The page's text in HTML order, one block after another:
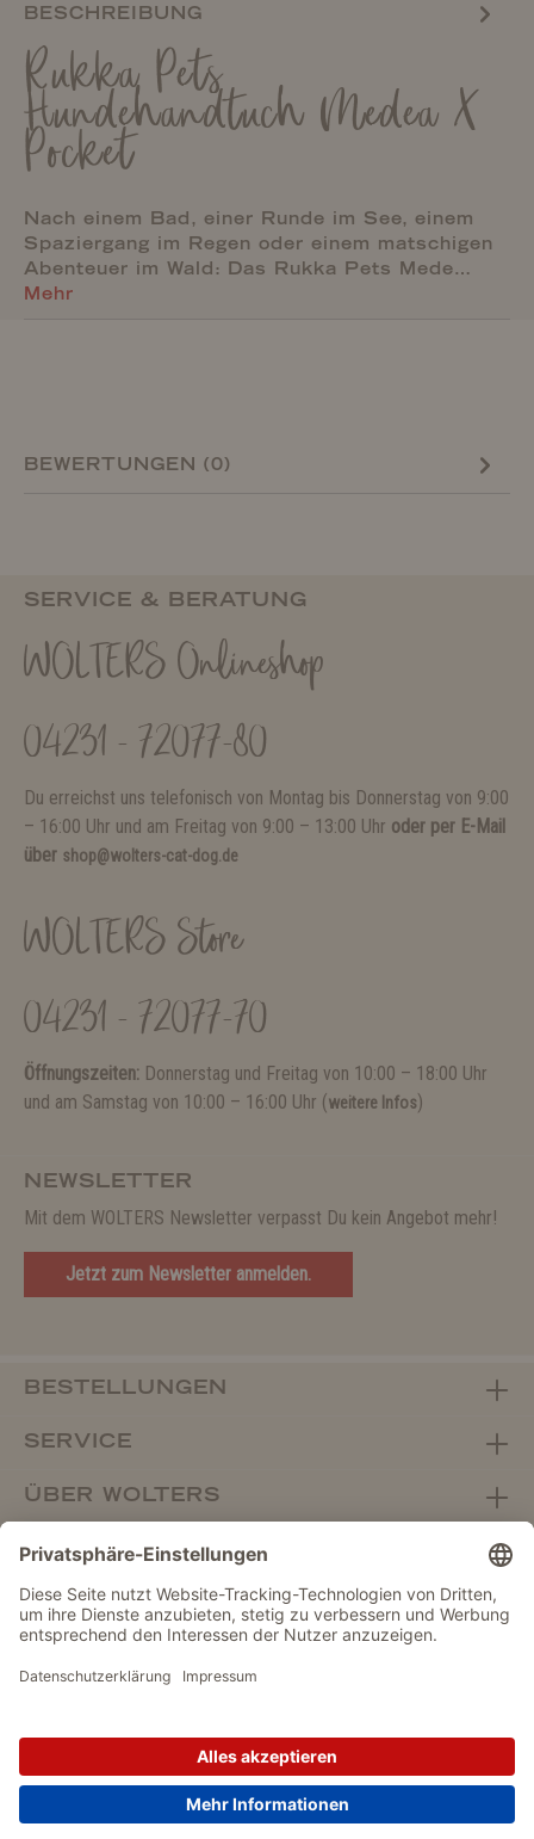
BESCHREIBUNG
Rukka Pets
Hundehandtuch Medea X
Pocket
Nach einem Bad, einer Runde im See, einem
Spaziergang im Regen oder einem matschigen
Abenteuer im Wald: Das Rukka Pets Mede…
Mehr
BEWERTUNGEN (0)
SERVICE & BERATUNG
WOLTERS Onlineshop
04231 - 72077-80
Du erreichst uns telefonisch von Montag bis Donnerstag von 9:00
– 16:00 Uhr und am Freitag von 9:00 – 13:00 Uhr oder per E-Mail
über shop@wolters-cat-dog.de
WOLTERS Store
04231 - 72077-70
Öffnungszeiten: Donnerstag und Freitag von 10:00 – 18:00 Uhr
und am Samstag von 10:00 – 16:00 Uhr (weitere Infos)
NEWSLETTER
Mit dem WOLTERS Newsletter verpasst Du kein Angebot mehr!
Jetzt zum Newsletter anmelden.
BESTELLUNGEN
SERVICE
ÜBER WOLTERS
FACHHANDEL
Vertrag widerrufen
IMPRESSUM